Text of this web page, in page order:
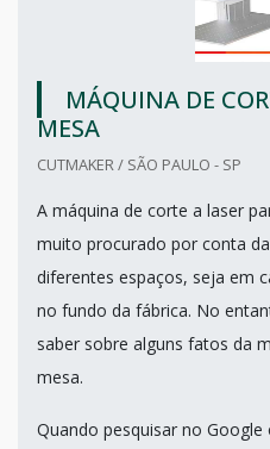
MÁQUINA DE
MESA
CUTMAKER / SÃO PAULO - SP
A máquina de corte a laser
muito procurado por conta
diferentes espaços, seja em
no fundo da fábrica. No
saber sobre alguns fatos da
mesa.
Quando pesquisar no